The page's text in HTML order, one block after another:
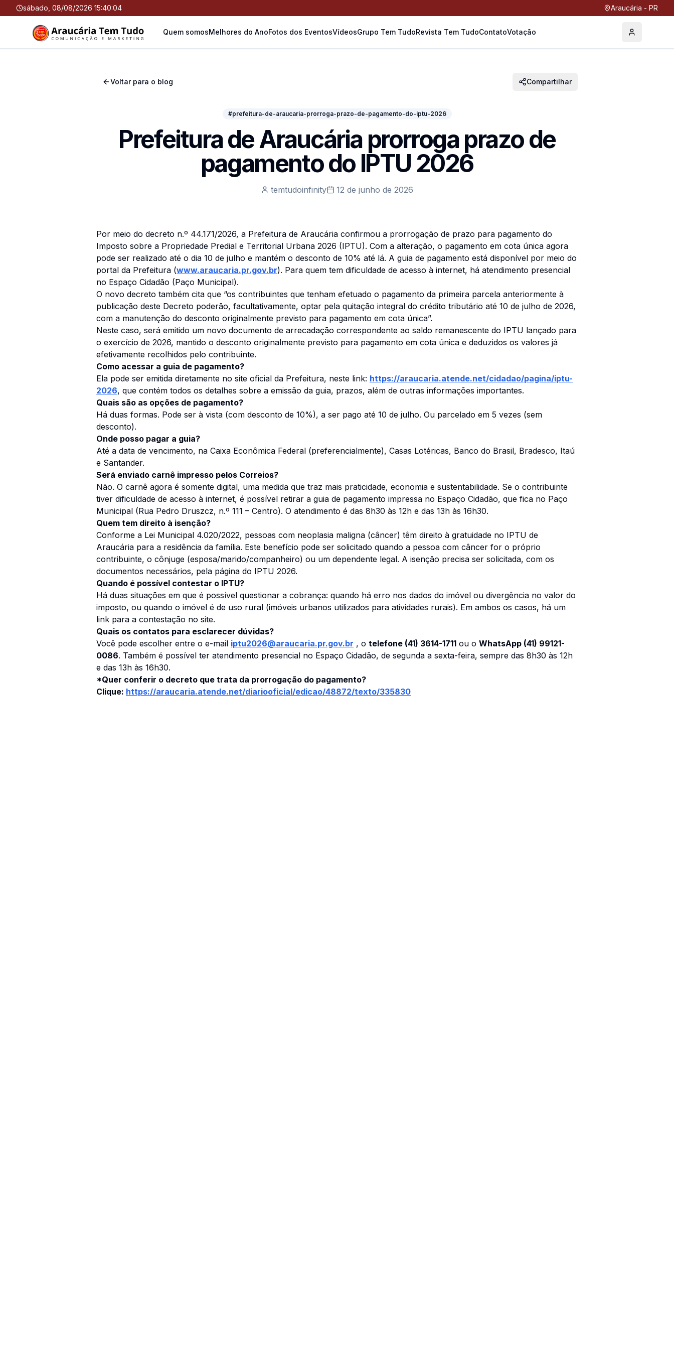
sábado, 08/08/2026 15:40:05 Araucária - PR
Quem somosMelhores do AnoFotos dos EventosVídeosGrupo Tem TudoRevista Tem TudoContatoVotação Perfil
Voltar para o blog Compartilhar
#prefeitura-de-araucaria-prorroga-prazo-de-pagamento-do-iptu-2026
Prefeitura de Araucária prorroga prazo de
pagamento do IPTU 2026
temtudoinfinity 12 de junho de 2026
Por meio do decreto n.º 44.171/2026, a Prefeitura de Araucária confirmou a prorrogação de prazo para pagamento do
Imposto sobre a Propriedade Predial e Territorial Urbana 2026 (IPTU). Com a alteração, o pagamento em cota única agora
pode ser realizado até o dia 10 de julho e mantém o desconto de 10% até lá. A guia de pagamento está disponível por meio do
portal da Prefeitura (www.araucaria.pr.gov.br). Para quem tem dificuldade de acesso à internet, há atendimento presencial
no Espaço Cidadão (Paço Municipal).
O novo decreto também cita que “os contribuintes que tenham efetuado o pagamento da primeira parcela anteriormente à
publicação deste Decreto poderão, facultativamente, optar pela quitação integral do crédito tributário até 10 de julho de 2026,
com a manutenção do desconto originalmente previsto para pagamento em cota única”.
Neste caso, será emitido um novo documento de arrecadação correspondente ao saldo remanescente do IPTU lançado para
o exercício de 2026, mantido o desconto originalmente previsto para pagamento em cota única e deduzidos os valores já
efetivamente recolhidos pelo contribuinte.
Como acessar a guia de pagamento?
Ela pode ser emitida diretamente no site oficial da Prefeitura, neste link: https://araucaria.atende.net/cidadao/pagina/iptu-
2026, que contém todos os detalhes sobre a emissão da guia, prazos, além de outras informações importantes.
Quais são as opções de pagamento?
Há duas formas. Pode ser à vista (com desconto de 10%), a ser pago até 10 de julho. Ou parcelado em 5 vezes (sem
desconto).
Onde posso pagar a guia?
Até a data de vencimento, na Caixa Econômica Federal (preferencialmente), Casas Lotéricas, Banco do Brasil, Bradesco, Itaú
e Santander.
Será enviado carnê impresso pelos Correios?
Não. O carnê agora é somente digital, uma medida que traz mais praticidade, economia e sustentabilidade. Se o contribuinte
tiver dificuldade de acesso à internet, é possível retirar a guia de pagamento impressa no Espaço Cidadão, que fica no Paço
Municipal (Rua Pedro Druszcz, n.º 111 – Centro). O atendimento é das 8h30 às 12h e das 13h às 16h30.
Quem tem direito à isenção?
Conforme a Lei Municipal 4.020/2022, pessoas com neoplasia maligna (câncer) têm direito à gratuidade no IPTU de
Araucária para a residência da família. Este benefício pode ser solicitado quando a pessoa com câncer for o próprio
contribuinte, o cônjuge (esposa/marido/companheiro) ou um dependente legal. A isenção precisa ser solicitada, com os
documentos necessários, pela página do IPTU 2026.
Quando é possível contestar o IPTU?
Há duas situações em que é possível questionar a cobrança: quando há erro nos dados do imóvel ou divergência no valor do
imposto, ou quando o imóvel é de uso rural (imóveis urbanos utilizados para atividades rurais). Em ambos os casos, há um
link para a contestação no site.
Quais os contatos para esclarecer dúvidas?
Você pode escolher entre o e-mail iptu2026@araucaria.pr.gov.br , o telefone (41) 3614-1711 ou o WhatsApp (41) 99121-
0086. Também é possível ter atendimento presencial no Espaço Cidadão, de segunda a sexta-feira, sempre das 8h30 às 12h
e das 13h às 16h30.
*Quer conferir o decreto que trata da prorrogação do pagamento?
Clique: https://araucaria.atende.net/diariooficial/edicao/48872/texto/335830